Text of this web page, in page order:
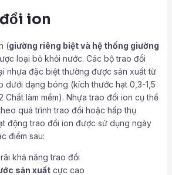
ion
(giường riêng biệt và hệ thống giường
loại bỏ khỏi nước. Các bộ trao đổi
nhựa đặc biệt thường được sản xuất từ
dưới dạng bóng (kích thước hạt 0,3-1,5
Chất làm mềm). Nhựa trao đổi ion cụ thể
quá trình trao đổi hoặc hấp thụ
động trao đổi ion được sử dụng ngày
điểm sau:
khả năng trao đổi
sản xuấtcực cao